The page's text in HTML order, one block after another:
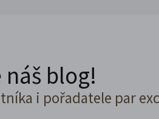
náš blog!
i pořadatele par